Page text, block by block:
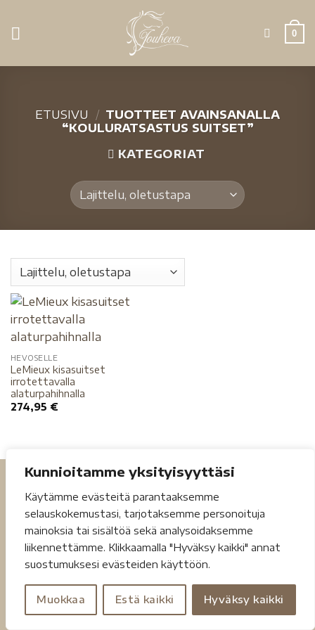
Kunnioitamme yksityisyyttäsi
Käytämme evästeitä parantaaksemme
selauskokemustasi, tarjotaksemme personoituja
mainoksia tai sisältöä sekä analysoidaksemme
liikennettämme. Klikkaamalla "Hyväksy kaikki" annat
suostumuksesi evästeiden käyttöön.
Muokkaa Estä kaikki Hyväksy kaikki
0
ETUSIVU / TUOTTEET AVAINSANALLA
“KOULURATSASTUS SUITSET”
KATEGORIAT
HEVOSELLE
LeMieux kisasuitset
irrotettavalla
alaturpahihnalla
274,95 €
Tietosuojaseloste Toimitusehdot
Copyright 2026 ©Jouheva.net